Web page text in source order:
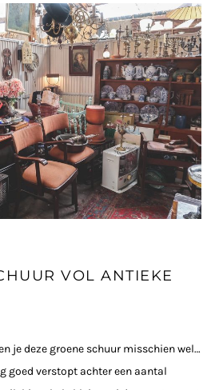
VOL ANTIEKE
je deze groene schuur misschien wel…
goed verstopt achter een aantal